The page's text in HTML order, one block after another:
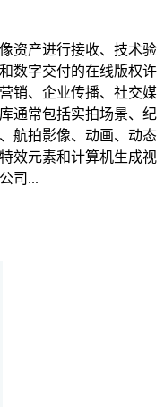
资产进行接收、技术验
数字交付的在线版权许
销、企业传播、社交媒
通常包括实拍场景、纪
航拍影像、动画、动态
效元素和计算机生成视
司...